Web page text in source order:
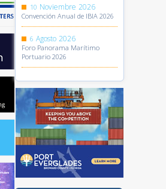
10 Noviembre 2026
Convención Anual de IBIA 2026
6 Agosto 2026
Foro Panorama Marítimo
Portuario 2026